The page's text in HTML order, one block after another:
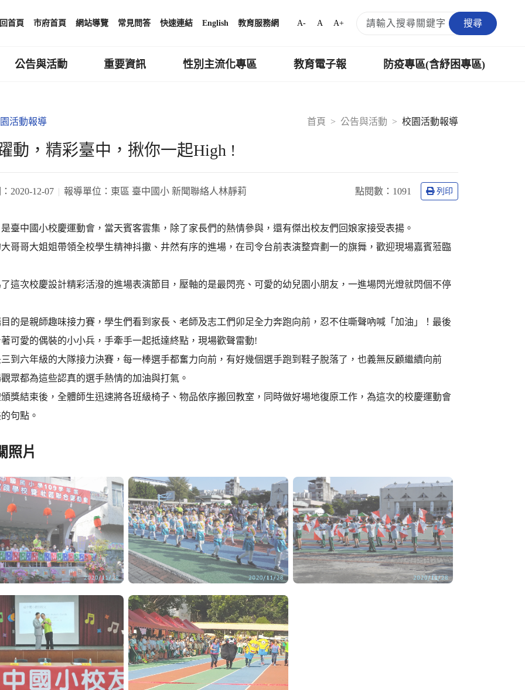
回首頁 市府首頁 網站導覽 常見問答 快速連結 English 教育服務網 A- A A+ 搜尋
公告與活動 重要資訊 性別主流化專區 教育電子報 防疫專區(含紓困專區)
首頁 公告與活動 校園活動報導
活動報導
動，精彩臺中，揪你一起High !
2020-12-07 報導單位： 東區 臺中國小 新聞聯絡人林靜莉 點閱數： 1091 列印
是臺中國小校慶運動會，當天賓客雲集，除了家長們的熱情參與，還有傑出校友們回娘家接受表揚。
哥哥大姐姐帶領全校學生精神抖擻、井然有序的進場，在司令台前表演整齊劃一的旗舞，歡迎現場嘉賓蒞臨
這次校慶設計精彩活潑的進場表演節目，壓軸的是最閃亮、可愛的幼兒園小朋友，一進場閃光燈就閃個不停
的是親師趣味接力賽，學生們看到家長、老師及志工們卯足全力奔跑向前，忍不住嘶聲吶喊「加油」！最後
可愛的偶裝的小小兵，手牽手一起抵達終點，現場歡聲雷動!
到六年級的大隊接力決賽，每一棒選手都奮力向前，有好幾個選手跑到鞋子脫落了，也義無反顧繼續向前
眾都為這些認真的選手熱情的加油與打氣。
獎結束後，全體師生迅速將各班級椅子、物品依序搬回教室，同時做好場地復原工作，為這次的校慶運動會
句點。
照片